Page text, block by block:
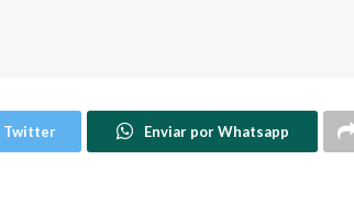
Twitter Enviar por Whatsapp